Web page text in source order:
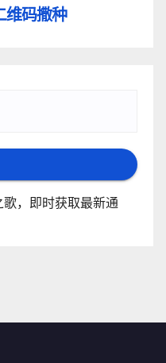
维码撒种
，即时获取最新通